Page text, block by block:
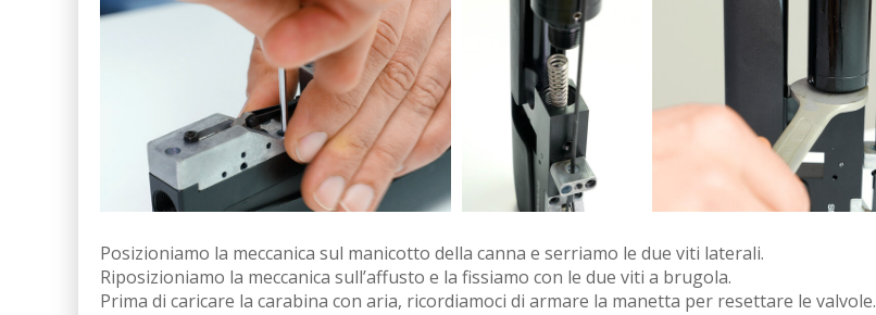
Posizioniamo la meccanica sul manicotto della canna e serriamo le due viti laterali.
Riposizioniamo la meccanica sull’affusto e la fissiamo con le due viti a brugola.
Prima di caricare la carabina con aria, ricordiamoci di armare la manetta per resettare le valvole.